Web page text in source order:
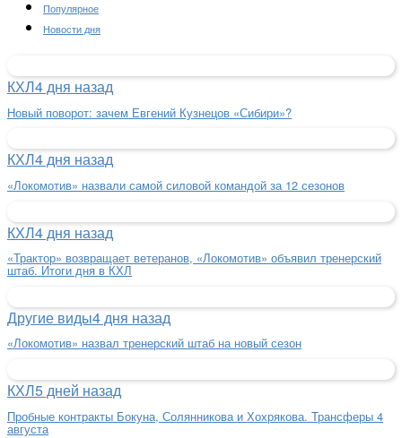
Популярное
Новости дня
КХЛ4 дня назад
Новый поворот: зачем Евгений Кузнецов «Сибири»?
КХЛ4 дня назад
«Локомотив» назвали самой силовой командой за 12 сезонов
КХЛ4 дня назад
«Трактор» возвращает ветеранов, «Локомотив» объявил тренерский
штаб. Итоги дня в КХЛ
Другие виды4 дня назад
«Локомотив» назвал тренерский штаб на новый сезон
КХЛ5 дней назад
Пробные контракты Бокуна, Солянникова и Хохрякова. Трансферы 4
августа